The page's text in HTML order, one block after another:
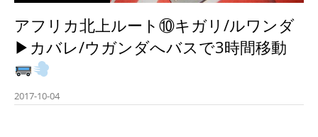
アフリカ北上ルート⑩キガリ/ルワンダ
▶︎カバレ/ウガンダへバスで3時間移動
2017-10-04